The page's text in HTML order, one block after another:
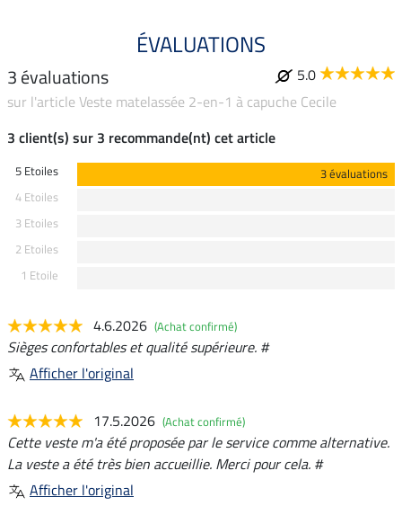
ÉVALUATIONS
3 évaluations
5.0
sur l'article Veste matelassée 2-en-1 à capuche Cecile
3 client(s) sur 3 recommande(nt) cet article
5 Etoiles
3 évaluations
4 Etoiles
3 Etoiles
2 Etoiles
1 Etoile
4.6.2026 (Achat confirmé)
Sièges confortables et qualité supérieure. #
Afficher l'original
17.5.2026 (Achat confirmé)
Cette veste m'a été proposée par le service comme alternative.
La veste a été très bien accueillie. Merci pour cela. #
Afficher l'original